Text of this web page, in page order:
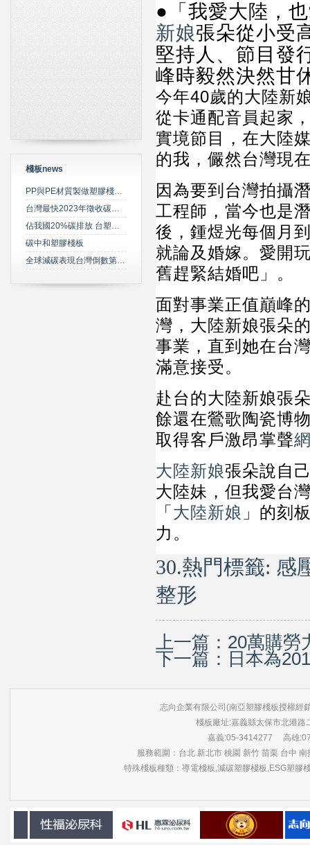
棧板news
PP與PE材質製做塑膠棧板之特性比較
台灣最快2023年徵收碳費 擬定期調升費率
佔我國20%碳排放 台塑規劃2050年達成淨零碳排
碳中和塑膠棧板
全球減碳表現台灣倒數第三 綠委年底提「氣候變遷法」草案雪恥
●「我愛大陸，
新娘張朵從小受
堅持人、節目發
峰時毅然決然甘
今年40歲的大陸新
從卡通配音員起家
實境節目，在大陸
的我，儼然台灣現
因為要到台灣拍攝
工程師，當今也是
後，鍾煜光每個月
就論及婚嫁。愛開
舊趕緊結婚吧」。
面對事業正值巔峰
灣，大陸新娘張朵
事業，直到她在台
滿意接受。
赴台的大陸新娘張
餘還在鶯歌陶瓷博
取得客戶激昂掌聲
大陸新娘張朵說自
大陸妹，但我愛台
「 大陸新娘 」的刻
力。
30.熱門標籤: 感
整形
上一篇： 20萬購勞
下一篇：
日本為
志向企業有限公司(南亞塑膠棧板授權經
棧板廠址:嘉義縣太保市北港
嘉義:05-3414277 高雄
服務範圍：台北 新北市 桃園 新竹 苗栗 台中
特殊棧板種類：導電棧板,減碳塑膠棧板,ESG塑膠